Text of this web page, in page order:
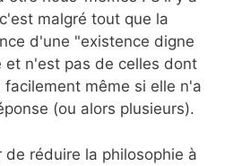
malgré tout que la
d'une "existence digne
et n'est pas de celles dont
même si elle n'a
(ou alors plusieurs).
de réduire la philosophie à